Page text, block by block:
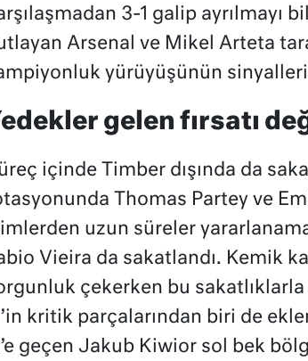
3-1 galip ayrılmayı
Arsenal ve Mikel Arteta
yürüyüşünün
gelen fırsatı
içinde Timber dışında da
Thomas Partey ve
uzun süreler
Vieira da sakatlandı. Kemik
çekerken bu
kritik parçalarından biri de
geçen Jakub Kiwior sol bek